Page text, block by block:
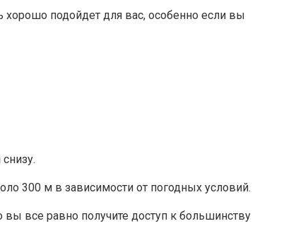
подойдет для вас, особенно если вы
300 м в зависимости от погодных условий.
все равно получите доступ к большинству